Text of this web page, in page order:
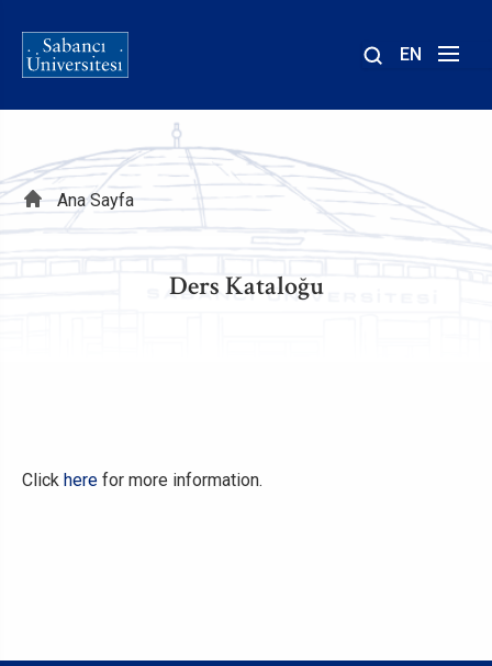
EN
Sayfa
yolu
Ana Sayfa
Ders Kataloğu
Click here for more information.